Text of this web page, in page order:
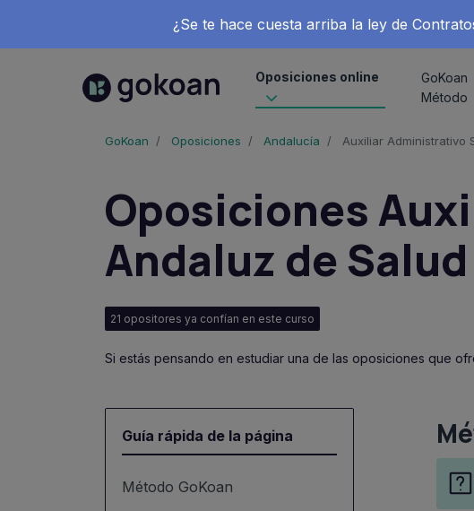
¿Se te hace cuesta arriba la ley de
Oposiciones online
GoKoan
Método
GoKoan Oposiciones Andalucía Auxiliar Administrativo
Oposiciones
Andaluz de Salud
21 opositores ya confían en este curso
Si estás pensando en estudiar una de las oposiciones que
Guía rápida de la página
Método GoKoan